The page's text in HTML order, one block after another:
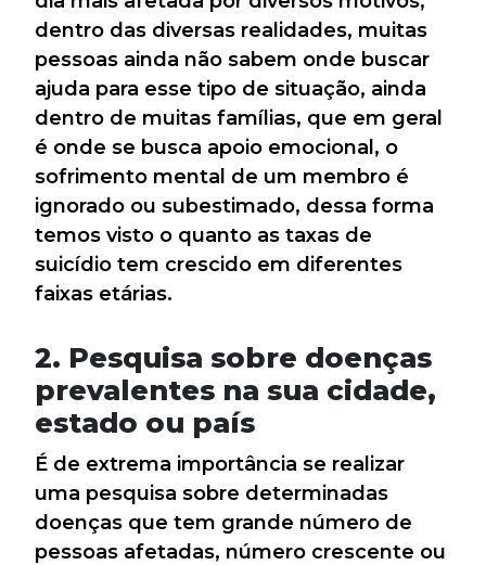
dentro das diversas realidades, muitas
pessoas ainda não sabem onde buscar
ajuda para esse tipo de situação, ainda
dentro de muitas famílias, que em geral
é onde se busca apoio emocional, o
sofrimento mental de um membro é
ignorado ou subestimado, dessa forma
temos visto o quanto as taxas de
suicídio tem crescido em diferentes
faixas etárias.
2. Pesquisa sobre doenças
prevalentes na sua cidade,
estado ou país
É de extrema importância se realizar
uma pesquisa sobre determinadas
doenças que tem grande número de
pessoas afetadas, número crescente ou